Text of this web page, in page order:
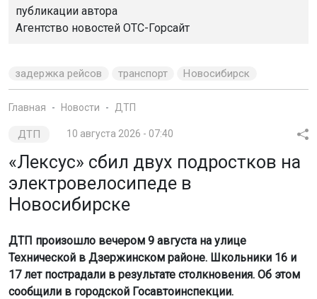
публикации автора
Агентство новостей ОТС-Горсайт
задержка рейсов транспорт Новосибирск
Главная Новости ДТП
ДТП 10 августа 2026 - 07:40
«Лексус» сбил двух подростков на
электровелосипеде в
Новосибирске
ДТП произошло вечером 9 августа на улице
Технической в Дзержинском районе. Школьники 16 и
17 лет пострадали в результате столкновения. Об этом
сообщили в городской Госавтоинспекции.